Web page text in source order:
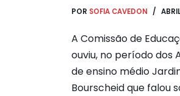
POR SOFIA CAVEDON
A Comissão de
ouviu, no período dos
de ensino médio
Bourscheid que falou